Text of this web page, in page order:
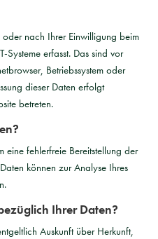
nach Ihrer Einwilligung beim
Systeme erfasst. Das sind vor
Betriebssystem oder
dieser Daten erfolgt
betreten.
eine fehlerfreie Bereitstellung der
können zur Analyse Ihres
Ihrer Daten?
Auskunft über Herkunft,